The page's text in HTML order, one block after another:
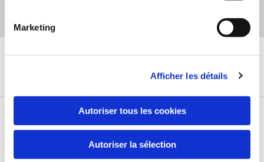
Marketing
Afficher les détails
Autoriser tous les cookies
Autoriser la sélection